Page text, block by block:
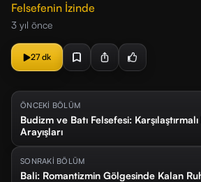
Felsefenin İzinde
3 yıl önce
27 dk
ÖNCEKİ BÖLÜM
Budizm ve Batı Felsefesi:
Arayışları
SONRAKİ BÖLÜM
Bali: Romantizmin Gölgesinde Kalan